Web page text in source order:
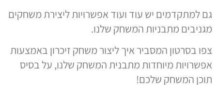
גם למתקדמים יש עוד ועוד אפשרויות ליצירת משחקים
מגניבים מתבניות המשחק שלנו.
צפו בסרטון המסביר איך ליצור משחק זיכרון באמצעות
אפשרויות מיוחדות מתבנית המשחק שלנו, על בסיס
תוכן המשחק שלכם!